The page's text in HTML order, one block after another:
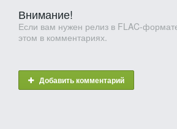
Внимание!
Если вам нужен релиз в FLAC-
этом в комментариях.
Добавить комментарий